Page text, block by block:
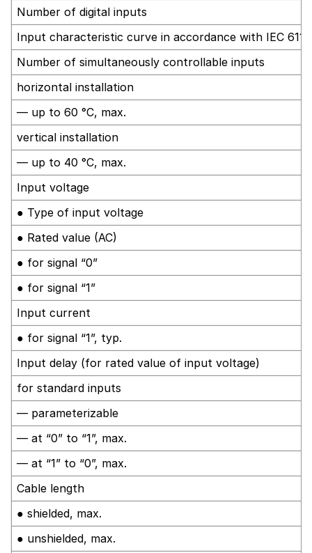
Number of digital inputs
Input characteristic curve in accordance with IEC
Number of simultaneously controllable inputs
horizontal installation
— up to 60 °C, max.
vertical installation
— up to 40 °C, max.
Input voltage
● Type of input voltage
● Rated value (AC)
● for signal “0”
● for signal “1”
Input current
● for signal “1”, typ.
Input delay (for rated value of input voltage)
for standard inputs
— parameterizable
— at “0” to “1”, max.
— at “1” to “0”, max.
Cable length
● shielded, max.
● unshielded, max.